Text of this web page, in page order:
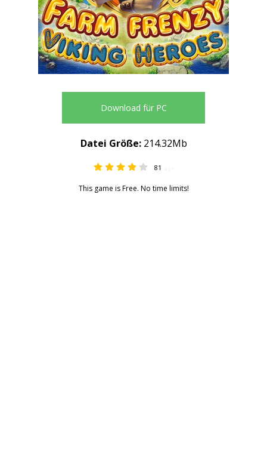
Download für PC
81
This game is Free. No time limits!
Datei Größe:214.32Mb